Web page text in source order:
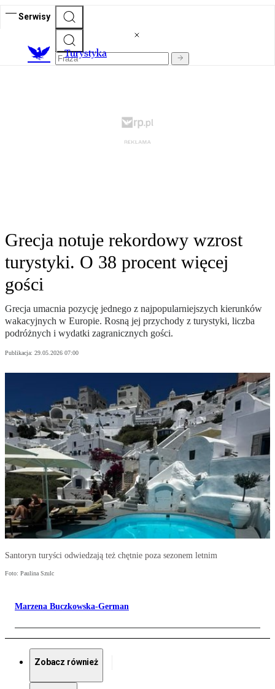
Serwisy
Turystyka
Grecja notuje rekordowy wzrost
turystyki. O 38 procent więcej
gości
Grecja umacnia pozycję jednego z najpopularniejszych kierunków
wakacyjnych w Europie. Rosną jej przychody z turystyki, liczba
podróżnych i wydatki zagranicznych gości.
Publikacja: 29.05.2026 07:00
Santoryn turyści odwiedzają też chętnie poza sezonem letnim
Foto: Paulina Szulc
Marzena Buczkowska-German
Zobacz również